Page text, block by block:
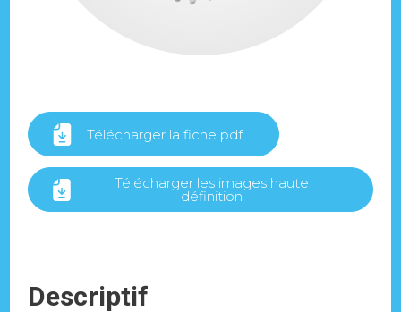
Télécharger la fiche pdf
Télécharger les images haute
définition
Descriptif